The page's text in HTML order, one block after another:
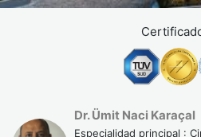
Dr. Ümit Naci Karaçal
Especialidad principal :